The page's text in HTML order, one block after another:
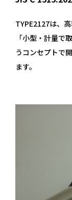
TYPE2127は、
「小型・計量で
うコンセプトで
ます。